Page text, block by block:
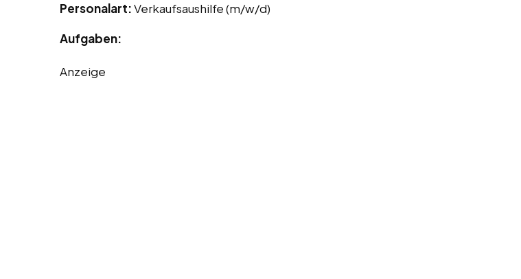
Personalart:Verkaufsaushilfe (m/w/d)
Aufgaben:
Anzeige